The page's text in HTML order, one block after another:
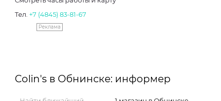
Тел. +7 (4845) 83-81-67
Реклама
Colin's в Обнинске: информер